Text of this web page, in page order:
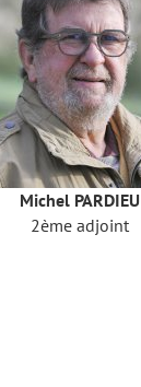
Michel PARDIEU
2ème adjoint